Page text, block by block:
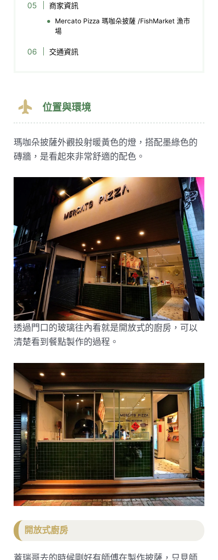
商家資訊
Mercato Pizza 瑪咖朵披薩 /FishMarket 漁市
場
交通資訊
位置與環境
瑪咖朵披薩外觀投射暖黃色的燈，搭配墨綠色的
磚牆，是看起來非常舒適的配色。
透過門口的玻璃往內看就是開放式的廚房，可以
清楚看到餐點製作的過程。
開放式廚房
蓋瑞哥去的時候剛好有師傅在製作披薩，只見師